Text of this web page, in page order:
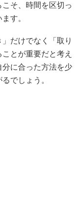
そ、時間を区切っ
す。
だけでなく「取り
とが重要だと考え
に合った方法を少
でしょう。